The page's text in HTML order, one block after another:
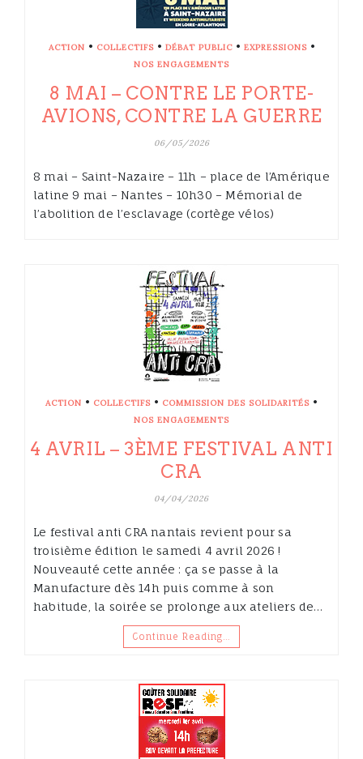
ACTION • COLLECTIFS• DÉBAT PUBLIC• EXPRESSIONS•
NOS ENGAGEMENTS
8 MAI – CONTRE LE PORTE-
AVIONS, CONTRE LA GUERRE
06/05/2026
8 mai – Saint-Nazaire – 11h – place de l’Amérique
latine 9 mai – Nantes – 10h30 – Mémorial de
l’abolition de l’esclavage (cortège vélos)
ACTION • COLLECTIFS • COMMISSION DES SOLIDARITÉS •
NOS ENGAGEMENTS
4 AVRIL – 3ÈME FESTIVAL ANTI
CRA
04/04/2026
Le festival anti CRA nantais revient pour sa
troisième édition le samedi 4 avril 2026 !
Nouveauté cette année : ça se passe à la
Manufacture dès 14h puis comme à son
habitude, la soirée se prolonge aux ateliers de…
Continue Reading…